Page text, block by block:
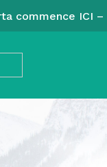
commence ICI